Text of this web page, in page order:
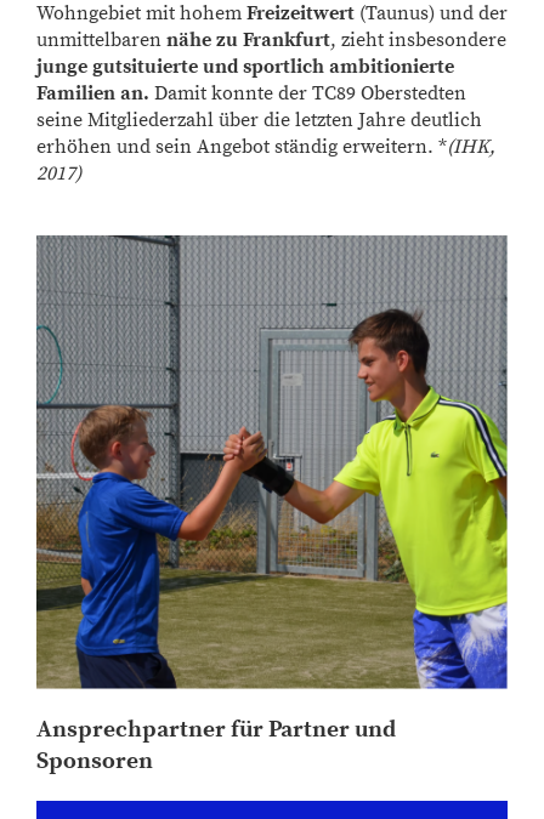
Wohngebiet mit hohem Freizeitwert (Taunus) und der
unmittelbaren nähe zu Frankfurt, zieht insbesondere
junge gutsituierte und sportlich ambitionierte
Familien an. Damit konnte der TC89 Oberstedten
seine Mitgliederzahl über die letzten Jahre deutlich
erhöhen und sein Angebot ständig erweitern. *(IHK,
2017)
Ansprechpartner für Partner und
Sponsoren